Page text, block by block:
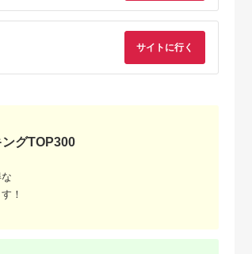
富士山
北海道 鶴居村 ナチュ
ラルチーズ 鶴居 ＆ ク
ロンヌルージュ ワイ
タケダワイナリール
ジュ（辛口）とシャ
ンマスカットのセッ
サイトに行く
グTOP300
！